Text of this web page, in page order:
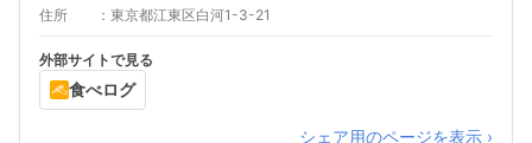
住所 東京都江東区白河1-3-21
外部サイトで見る
食べログ
シェア用のページを表示 ›